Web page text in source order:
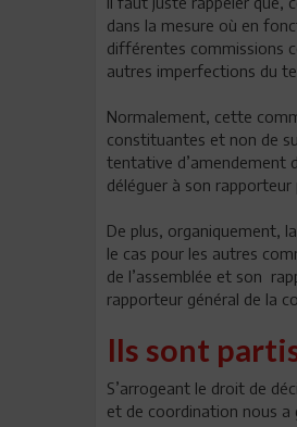
dans la mesure où en
différentes commissions
autres imperfections du
Normalement, cette
constituantes et non de
tentative d’amendement
déléguer à son rapporteur
De plus, organiquement,
le cas pour les autres
de l’assemblée et son
rapporteur général de la
Ils sont
S’arrogeant le droit de
et de coordination nous a